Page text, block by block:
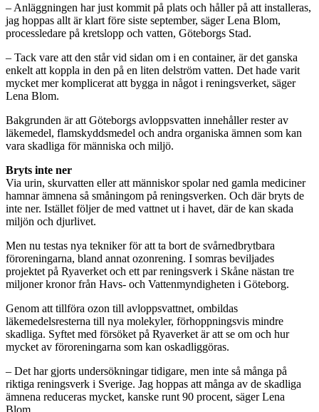
– Anläggningen har just kommit på plats och håller på att installeras,
jag hoppas allt är klart före siste september, säger Lena Blom,
processledare på kretslopp och vatten, Göteborgs Stad.
– Tack vare att den står vid sidan om i en container, är det ganska
enkelt att koppla in den på en liten delström vatten. Det hade varit
mycket mer komplicerat att bygga in något i reningsverket, säger
Lena Blom.
Bakgrunden är att Göteborgs avloppsvatten innehåller rester av
läkemedel, flamskyddsmedel och andra organiska ämnen som kan
vara skadliga för människa och miljö.
Bryts inte ner
Via urin, skurvatten eller att människor spolar ned gamla mediciner
hamnar ämnena så småningom på reningsverken. Och där bryts de
inte ner. Istället följer de med vattnet ut i havet, där de kan skada
miljön och djurlivet.
Men nu testas nya tekniker för att ta bort de svårnedbrytbara
föroreningarna, bland annat ozonrening. I somras beviljades
projektet på Ryaverket och ett par reningsverk i Skåne nästan tre
miljoner kronor från Havs- och Vattenmyndigheten i Göteborg.
Genom att tillföra ozon till avloppsvattnet, ombildas
läkemedelsresterna till nya molekyler, förhoppningsvis mindre
skadliga. Syftet med försöket på Ryaverket är att se om och hur
mycket av föroreningarna som kan oskadliggöras.
– Det har gjorts undersökningar tidigare, men inte så många på
riktiga reningsverk i Sverige. Jag hoppas att många av de skadliga
ämnena reduceras mycket, kanske runt 90 procent, säger Lena
Blom.